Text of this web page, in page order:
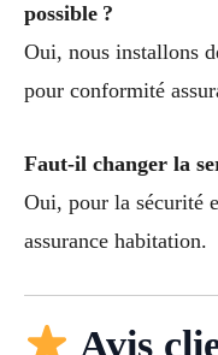
possible ?
Oui, nous installons
pour conformité
Faut-il changer la
Oui, pour la sécurité
assurance habitation.
Avis